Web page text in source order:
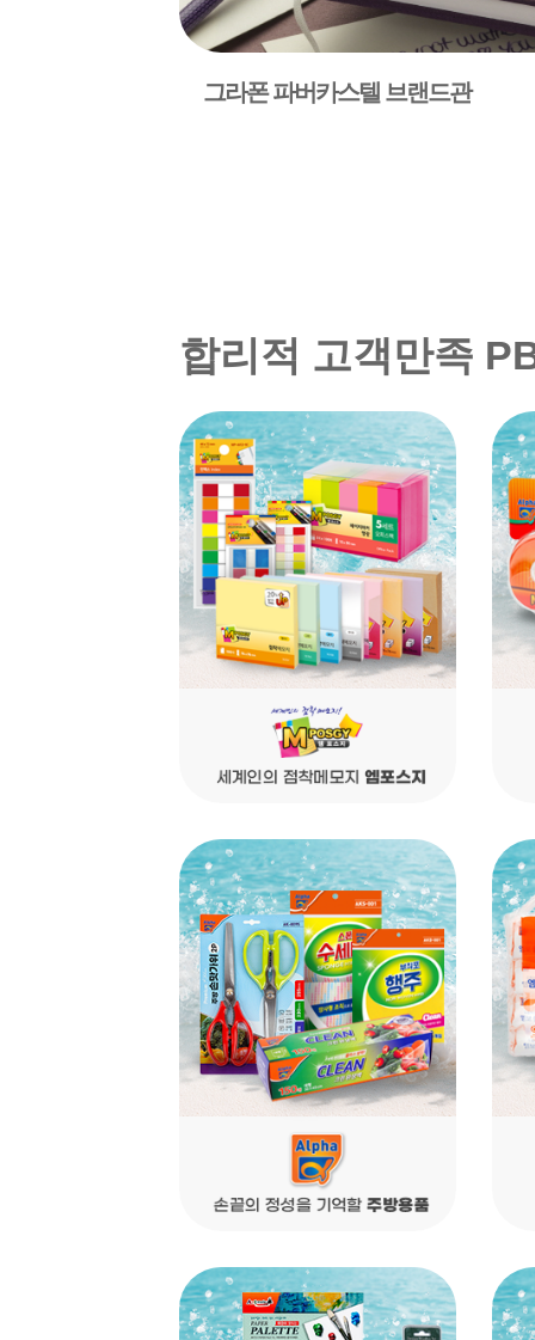
그라폰 파버카스텔 브랜드관
합리적 고객만족